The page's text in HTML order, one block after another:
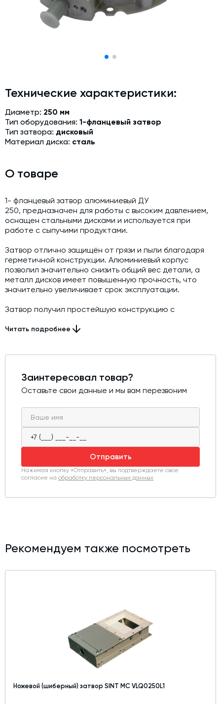
Околопрессовочное оборудование
Экспертные услуги
Срочная техпомощь. Онлайн-обследование и ремонт
завода
Доставка, шеф-монтаж и пуско-наладка и обучение
Автоматизированные системы управления (АСУ ТП) любой
сложности
Экспертиза промышленной безопасности
Технический аудит бетонных заводов и производств
Проектирование технологических линий,промышленных
зданий и сооружений
Технические характеристики:
Диаметр: 250 мм
Тип оборудования: 1-фланцевый затвор
Тип затвора: дисковый
Материал диска: сталь
О товаре
1- фланцевый затвор алюминиевый ДУ
250, предназначен для работы с высоким давлением,
оснащен стальными дисками и используется при
работе с сыпучими продуктами.
Затвор отлично защищён от грязи и пыли благодаря
герметичной конструкции. Алюминиевый корпус
позволил значительно снизить общий вес детали, а
металл дисков имеет повышенную прочность, что
значительно увеличивает срок эксплуатации.
Затвор получил простейшую конструкцию с
добиться максимальной простоты в обслуживании при
Читать подробнее
Заинтересовал товар?
Оставьте свои данные и мы вам перезвоним
Отправить
Нажимая кнопку «Отправить», вы подтверждаете свое
согласие на обработку персональных данных
Рекомендуем также посмотреть
Ножевой (шиберный) затвор SINT MC VLQ0250L1